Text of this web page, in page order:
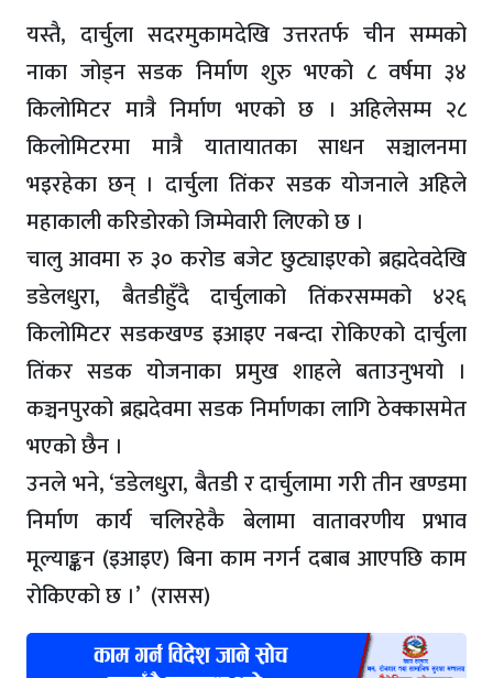
यस्तै, दार्चुला सदरमुकामदेखि उत्तरतर्फ चीन सम्मको
नाका जोड्न सडक निर्माण शुरु भएको ८ वर्षमा ३४
किलोमिटर मात्रै निर्माण भएको छ । अहिलेसम्म २८
किलोमिटरमा मात्रै यातायातका साधन सञ्चालनमा
भइरहेका छन् । दार्चुला तिंकर सडक योजनाले अहिले
महाकाली करिडोरको जिम्मेवारी लिएको छ ।
चालु आवमा रु ३० करोड बजेट छुट्याइएको ब्रह्मदेवदेखि
डडेलधुरा, बैतडीहुँदै दार्चुलाको तिंकरसम्मको ४२६
किलोमिटर सडकखण्ड इआइए नबन्दा रोकिएको दार्चुला
तिंकर सडक योजनाका प्रमुख शाहले बताउनुभयो ।
कञ्चनपुरको ब्रह्मदेवमा सडक निर्माणका लागि ठेक्कासमेत
भएको छैन ।
उनले भने, ‘डडेलधुरा, बैतडी र दार्चुलामा गरी तीन खण्डमा
निर्माण कार्य चलिरहेकै बेलामा वातावरणीय प्रभाव
मूल्याङ्कन (इआइए) बिना काम नगर्न दबाब आएपछि काम
रोकिएको छ ।’ (रासस)